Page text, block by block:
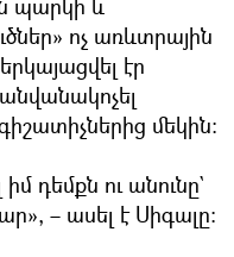
պարկի և
ոչ առևտրային
էր
մեկին։
դեմքն ու անունը`
– ասել է Սիգալը։